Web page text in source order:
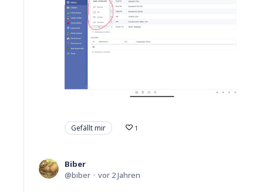
Gefällt mir 1
Biber
biber
vor 2 Jahren